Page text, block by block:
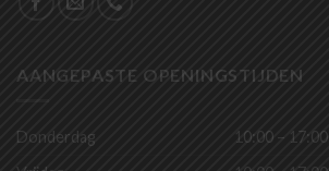
AANGEPASTE OPENINGSTIJDEN
Donderdag
10:00 – 17:00